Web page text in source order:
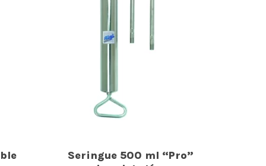
Seringue 500 ml “Pro”